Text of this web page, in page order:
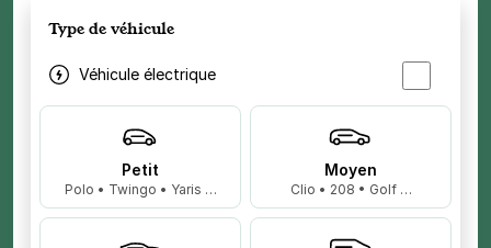
Type de véhicule
Véhicule électrique
Petit
Polo • Twingo • Yaris …
Moyen
Clio • 208 • Golf …